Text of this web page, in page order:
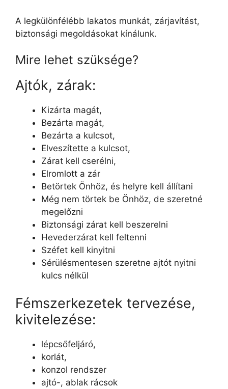
A legkülönfélébb lakatos munkát, zárjavítást,
biztonsági megoldásokat kínálunk.
Mire lehet szüksége?
Ajtók, zárak:
Kizárta magát,
Bezárta magát,
Bezárta a kulcsot,
Elveszítette a kulcsot,
Zárat kell cserélni,
Elromlott a zár
Betörtek Önhöz, és helyre kell állítani
Még nem törtek be Önhöz, de szeretné
megelőzni
Biztonsági zárat kell beszerelni
Hevederzárat kell feltenni
Széfet kell kinyitni
Sérülésmentesen szeretne ajtót nyitni
kulcs nélkül
Fémszerkezetek tervezése,
kivitelezése:
lépcsőfeljáró,
korlát,
konzol rendszer
ajtó-, ablak rácsok